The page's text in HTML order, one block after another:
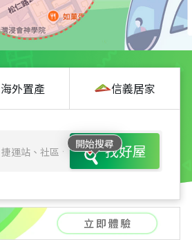
海外置產 信義居家
開始搜尋
找好屋